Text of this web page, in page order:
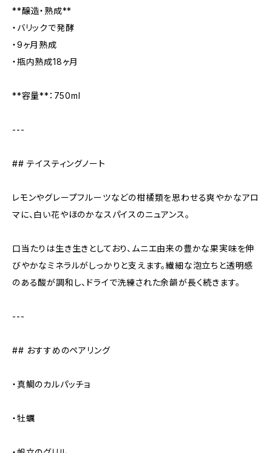
**醸造・熟成**
・バリックで発酵
・9ヶ月熟成
・瓶内熟成18ヶ月
**容量**：750ml
---
## テイスティングノート
レモンやグレープフルーツなどの柑橘類を思わせる爽やかなアロ
マに、白い花やほのかなスパイスのニュアンス。
口当たりは生き生きとしており、ムニエ由来の豊かな果実味を伸
びやかなミネラルがしっかりと支えます。繊細な泡立ちと透明感
のある酸が調和し、ドライで洗練された余韻が長く続きます。
---
## おすすめのペアリング
・真鯛のカルパッチョ
・牡蠣